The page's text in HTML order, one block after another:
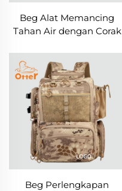
Beg Alat Memancing
Tahan Air dengan Corak
Beg Perlengkapan